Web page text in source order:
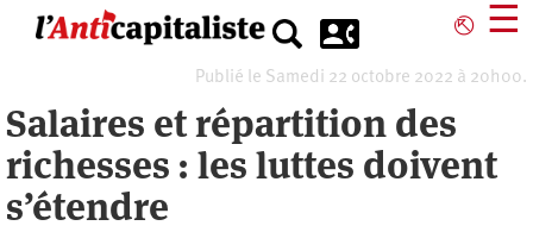
⎋ ☰
Publié le Samedi 22 octobre 2022 à 20h00.
Salaires et répartition des
richesses : les luttes doivent
s’étendre